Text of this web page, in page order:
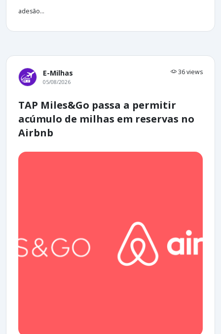
adesão...
E-Milhas 36 views
05/08/2026
TAP Miles&Go passa a permitir
acúmulo de milhas em reservas no
Airbnb